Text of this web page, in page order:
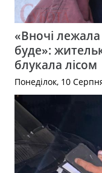
«Вночі
буде»:
блукала лісом
Понеділок, 10